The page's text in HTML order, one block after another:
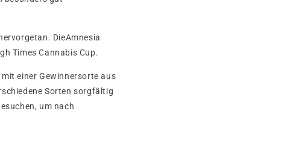
DieAmnesia
Times Cannabis Cup.
einer Gewinnersorte aus
Sorten sorgfältig
um nach